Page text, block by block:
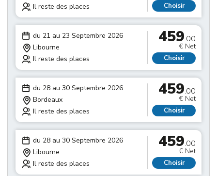
Il reste des places
Choisir
du 21 au 23 Septembre 2026
Libourne
Il reste des places
459.00
€ Net
Choisir
du 28 au 30 Septembre 2026
Bordeaux
Il reste des places
459.00
€ Net
Choisir
du 28 au 30 Septembre 2026
Libourne
Il reste des places
459.00
€ Net
Choisir